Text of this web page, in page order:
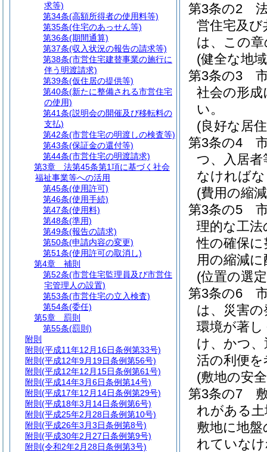
第3条の2
営住宅及び
は、この
(健全な地
第3条の3
社会の形
い。
(良好な居
第3条の4
つ、入居
なければ
(費用の縮
第3条の5
理的な工
性の確保
用の縮減
(位置の選
第3条の6
は、災害
環境が著
け、かつ
活の利便
(敷地の安
第3条の7
れがある
敷地に地
れていな
求等)
第34条(高額所得者の使用料等)
第35条(住宅のあっせん等)
第36条(期間通算)
第37条(収入状況の報告の請求等)
第38条(市営住宅建替事業の施行に
伴う明渡請求)
第39条(仮住居の提供等)
第40条(新たに整備される市営住宅
の使用)
第41条(説明会の開催及び移転料の
支払)
第42条(市営住宅の明渡しの検査等)
第43条(保証金の還付等)
第44条(市営住宅の明渡請求)
第3章
法第45条第1項に基づく社会
福祉事業等への活用
第45条(使用許可)
第46条(使用手続)
第47条(使用料)
第48条(準用)
第49条(報告の請求)
第50条(申請内容の変更)
第51条(使用許可の取消し)
第4章
補則
第52条(市営住宅監理員及び市営住
宅管理人の設置)
第53条(市営住宅の立入検査)
第54条(委任)
第5章
罰則
第55条(罰則)
附則
附則 (平成11年12月16日条例第33号)
附則 (平成12年9月19日条例第56号)
附則 (平成12年12月15日条例第61号)
附則 (平成14年3月6日条例第14号)
附則 (平成17年12月14日条例第29号)
附則 (平成18年3月14日条例第6号)
附則 (平成25年2月28日条例第10号)
附則 (平成26年3月3日条例第8号)
附則 (平成30年2月27日条例第9号)
附則 (令和2年2月28日条例第3号)